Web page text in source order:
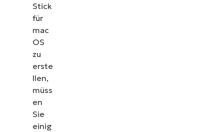
Stick
für
mac
OS
zu
erste
llen,
müss
en
Sie
einig